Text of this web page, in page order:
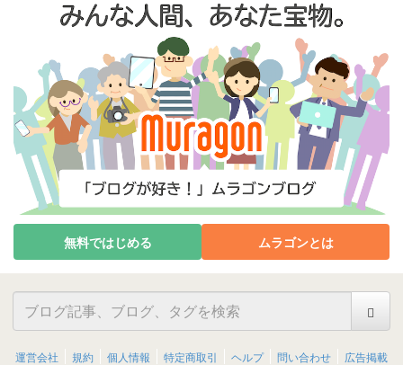
無料ではじめる ムラゴンとは
運営会社 規約 個人情報 特定商取引 ヘルプ 問い合わせ 広告掲載